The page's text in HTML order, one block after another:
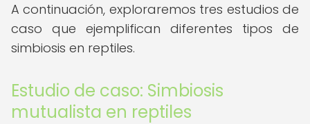
A continuación, exploraremos tres estudios de
caso que ejemplifican diferentes tipos de
simbiosis en reptiles.
Estudio de caso: Simbiosis
mutualista en reptiles